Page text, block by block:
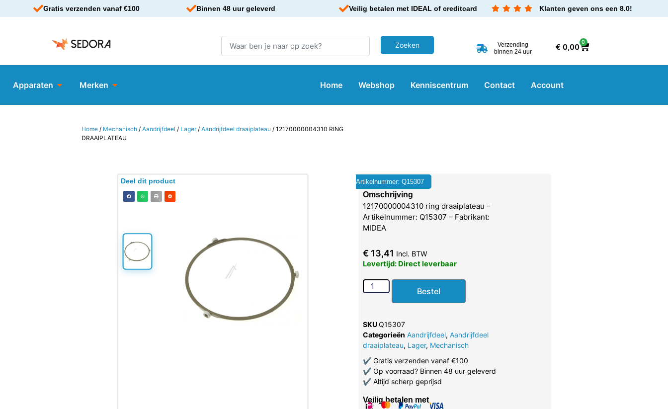
Gratis verzenden vanaf €100 Binnen 48 uur geleverd Veilig betalen met IDEAL of creditcard Klanten geven ons een 8.0!
Verzending
binnen 24 uur
€0,00
0
Apparaten Merken Home Webshop Kenniscentrum Contact Account
Home / Mechanisch /Aandrijfdeel / Lager/Aandrijfdeel draaiplateau / 12170000004310 RING
DRAAIPLATEAU
Deel dit product Artikelnummer: Q15307
Omschrijving
12170000004310 ring draaiplateau –
Artikelnummer: Q15307 – Fabrikant:
MIDEA
€ 13,41 Incl. BTW
Levertijd: Direct leverbaar
Bestel
SKUQ15307
Categorieën Aandrijfdeel, Aandrijfdeel
draaiplateau, Lager, Mechanisch
✔Gratis verzenden vanaf €100
✔Op voorraad? Binnen 48 uur geleverd
✔Altijd scherp geprijsd
Veilig betalen met